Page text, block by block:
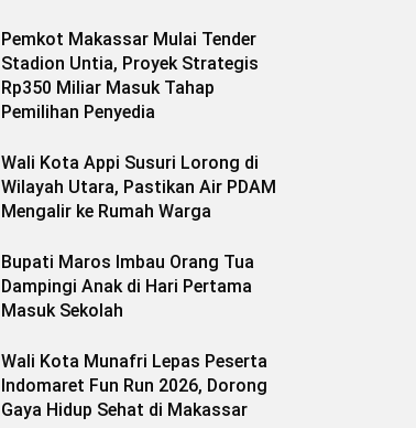
Pemkot Makassar Mulai Tender
Stadion Untia, Proyek Strategis
Rp350 Miliar Masuk Tahap
Pemilihan Penyedia
Wali Kota Appi Susuri Lorong di
Wilayah Utara, Pastikan Air PDAM
Mengalir ke Rumah Warga
Bupati Maros Imbau Orang Tua
Dampingi Anak di Hari Pertama
Masuk Sekolah
Wali Kota Munafri Lepas Peserta
Indomaret Fun Run 2026, Dorong
Gaya Hidup Sehat di Makassar